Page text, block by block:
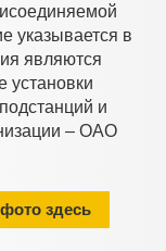
указывается в
являются
установки
и
– ОАО
здесь